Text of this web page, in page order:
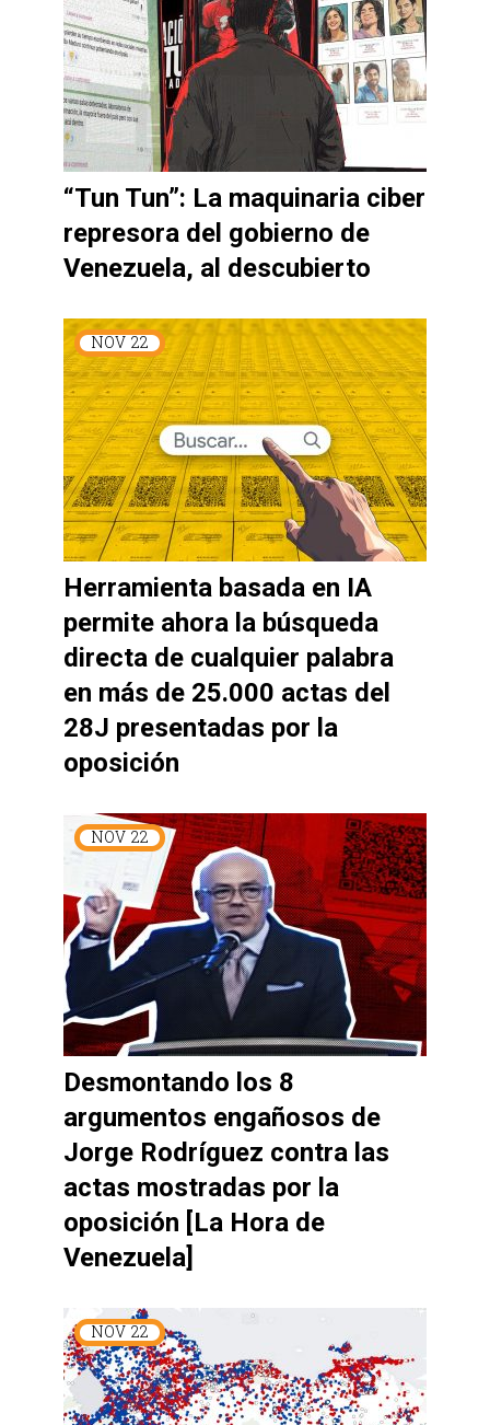
“Tun Tun”: La maquinaria ciber
represora del gobierno de
Venezuela, al descubierto
NOV 22
Herramienta basada en IA
permite ahora la búsqueda
directa de cualquier palabra
en más de 25.000 actas del
28J presentadas por la
oposición
NOV 22
Desmontando los 8
argumentos engañosos de
Jorge Rodríguez contra las
actas mostradas por la
oposición [La Hora de
Venezuela]
NOV 22